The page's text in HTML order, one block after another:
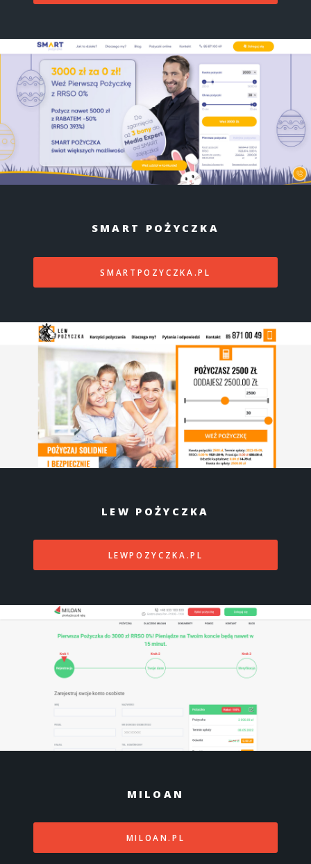
SMART POŻYCZKA
SMARTPOZYCZKA.PL
LEW POŻYCZKA
LEWPOZYCZKA.PL
MILOAN
MILOAN.PL